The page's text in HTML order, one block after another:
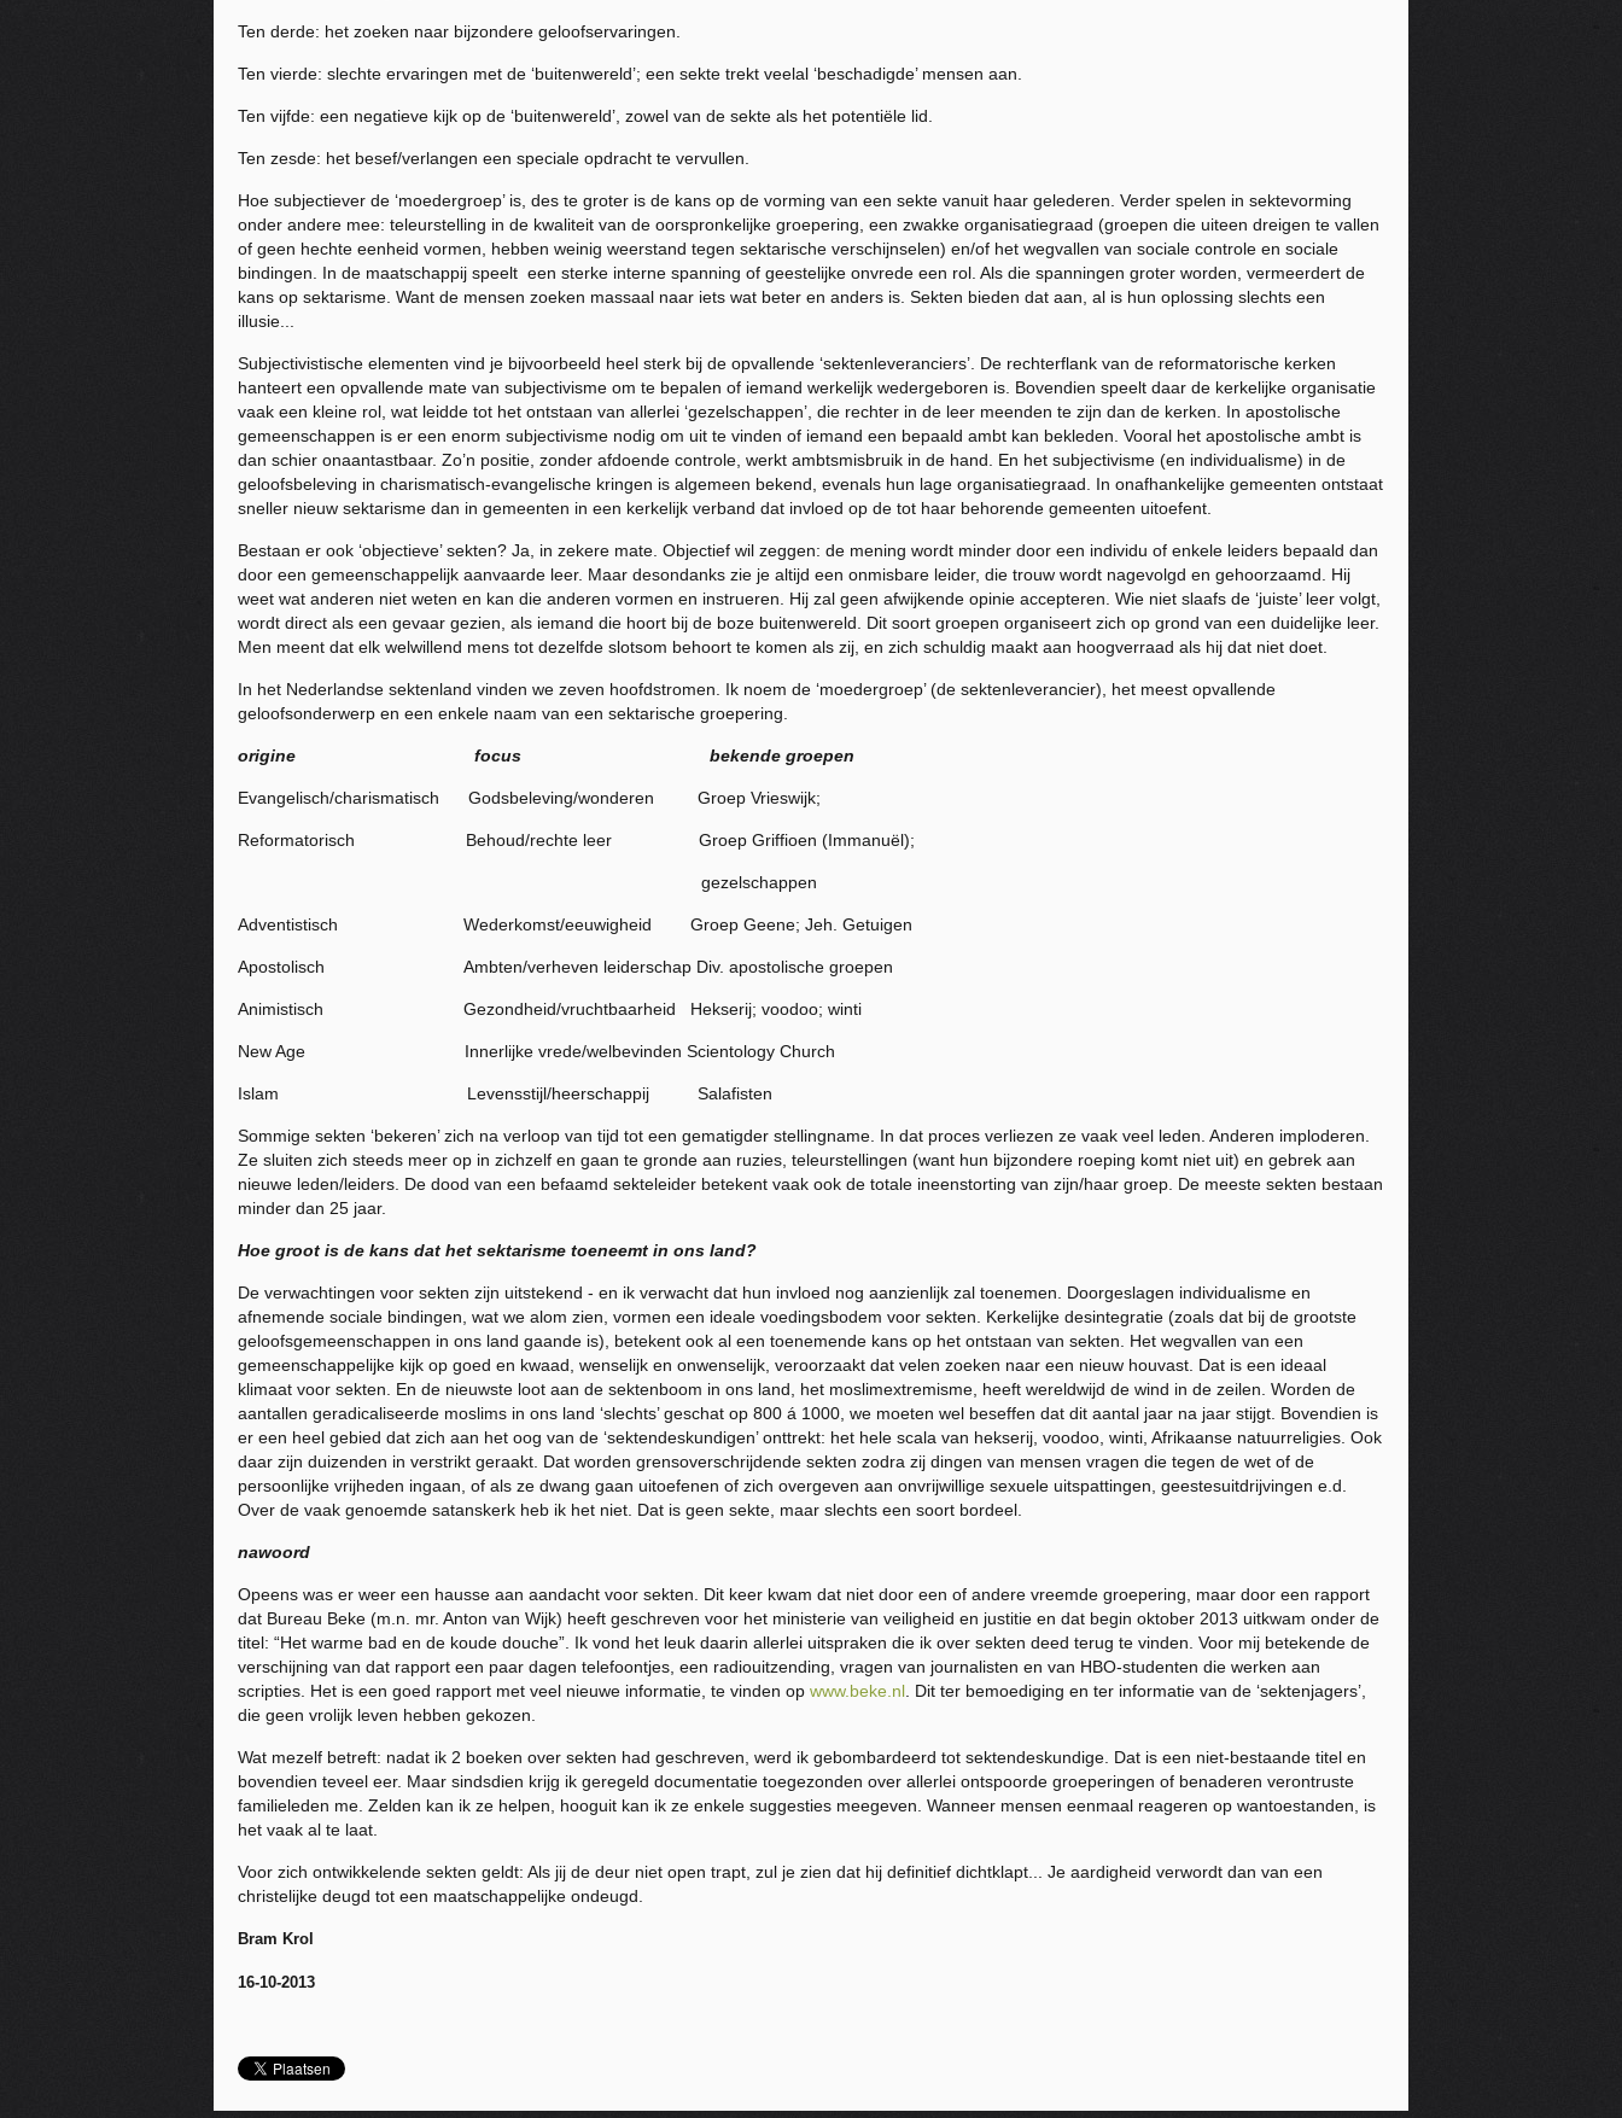
Ten derde: het zoeken naar bijzondere geloofservaringen.
Ten vierde: slechte ervaringen met de ‘buitenwereld’; een sekte trekt veelal ‘beschadigde’ mensen aan.
Ten vijfde: een negatieve kijk op de ‘buitenwereld’, zowel van de sekte als het potentiële lid.
Ten zesde: het besef/verlangen een speciale opdracht te vervullen.
Hoe subjectiever de ‘moedergroep’ is, des te groter is de kans op de vorming van een sekte vanuit haar gelederen. Verder spelen in sektevorming
onder andere mee: teleurstelling in de kwaliteit van de oorspronkelijke groepering, een zwakke organisatiegraad (groepen die uiteen dreigen te vallen
of geen hechte eenheid vormen, hebben weinig weerstand tegen sektarische verschijnselen) en/of het wegvallen van sociale controle en sociale
bindingen. In de maatschappij speelt een sterke interne spanning of geestelijke onvrede een rol. Als die spanningen groter worden, vermeerdert de
kans op sektarisme. Want de mensen zoeken massaal naar iets wat beter en anders is. Sekten bieden dat aan, al is hun oplossing slechts een
illusie...
Subjectivistische elementen vind je bijvoorbeeld heel sterk bij de opvallende ‘sektenleveranciers’. De rechterflank van de reformatorische kerken
hanteert een opvallende mate van subjectivisme om te bepalen of iemand werkelijk wedergeboren is. Bovendien speelt daar de kerkelijke organisatie
vaak een kleine rol, wat leidde tot het ontstaan van allerlei ‘gezelschappen’, die rechter in de leer meenden te zijn dan de kerken. In apostolische
gemeenschappen is er een enorm subjectivisme nodig om uit te vinden of iemand een bepaald ambt kan bekleden. Vooral het apostolische ambt is
dan schier onaantastbaar. Zo’n positie, zonder afdoende controle, werkt ambtsmisbruik in de hand. En het subjectivisme (en individualisme) in de
geloofsbeleving in charismatisch-evangelische kringen is algemeen bekend, evenals hun lage organisatiegraad. In onafhankelijke gemeenten ontstaat
sneller nieuw sektarisme dan in gemeenten in een kerkelijk verband dat invloed op de tot haar behorende gemeenten uitoefent.
Bestaan er ook ‘objectieve’ sekten? Ja, in zekere mate. Objectief wil zeggen: de mening wordt minder door een individu of enkele leiders bepaald dan
door een gemeenschappelijk aanvaarde leer. Maar desondanks zie je altijd een onmisbare leider, die trouw wordt nagevolgd en gehoorzaamd. Hij
weet wat anderen niet weten en kan die anderen vormen en instrueren. Hij zal geen afwijkende opinie accepteren. Wie niet slaafs de ‘juiste’ leer volgt,
wordt direct als een gevaar gezien, als iemand die hoort bij de boze buitenwereld. Dit soort groepen organiseert zich op grond van een duidelijke leer.
Men meent dat elk welwillend mens tot dezelfde slotsom behoort te komen als zij, en zich schuldig maakt aan hoogverraad als hij dat niet doet.
In het Nederlandse sektenland vinden we zeven hoofdstromen. Ik noem de ‘moedergroep’ (de sektenleverancier), het meest opvallende
geloofsonderwerp en een enkele naam van een sektarische groepering.
origine focus bekende groepen
Evangelisch/charismatisch Godsbeleving/wonderen Groep Vrieswijk;
Reformatorisch Behoud/rechte leer Groep Griffioen (Immanuël);
gezelschappen
Adventistisch Wederkomst/eeuwigheid Groep Geene; Jeh. Getuigen
Apostolisch Ambten/verheven leiderschap Div. apostolische groepen
Animistisch Gezondheid/vruchtbaarheid Hekserij; voodoo; winti
New Age Innerlijke vrede/welbevinden Scientology Church
Islam Levensstijl/heerschappij Salafisten
Sommige sekten ‘bekeren’ zich na verloop van tijd tot een gematigder stellingname. In dat proces verliezen ze vaak veel leden. Anderen imploderen.
Ze sluiten zich steeds meer op in zichzelf en gaan te gronde aan ruzies, teleurstellingen (want hun bijzondere roeping komt niet uit) en gebrek aan
nieuwe leden/leiders. De dood van een befaamd sekteleider betekent vaak ook de totale ineenstorting van zijn/haar groep. De meeste sekten bestaan
minder dan 25 jaar.
Hoe groot is de kans dat het sektarisme toeneemt in ons land?
De verwachtingen voor sekten zijn uitstekend - en ik verwacht dat hun invloed nog aanzienlijk zal toenemen. Doorgeslagen individualisme en
afnemende sociale bindingen, wat we alom zien, vormen een ideale voedingsbodem voor sekten. Kerkelijke desintegratie (zoals dat bij de grootste
geloofsgemeenschappen in ons land gaande is), betekent ook al een toenemende kans op het ontstaan van sekten. Het wegvallen van een
gemeenschappelijke kijk op goed en kwaad, wenselijk en onwenselijk, veroorzaakt dat velen zoeken naar een nieuw houvast. Dat is een ideaal
klimaat voor sekten. En de nieuwste loot aan de sektenboom in ons land, het moslimextremisme, heeft wereldwijd de wind in de zeilen. Worden de
aantallen geradicaliseerde moslims in ons land ‘slechts’ geschat op 800 á 1000, we moeten wel beseffen dat dit aantal jaar na jaar stijgt. Bovendien is
er een heel gebied dat zich aan het oog van de ‘sektendeskundigen’ onttrekt: het hele scala van hekserij, voodoo, winti, Afrikaanse natuurreligies. Ook
daar zijn duizenden in verstrikt geraakt. Dat worden grensoverschrijdende sekten zodra zij dingen van mensen vragen die tegen de wet of de
persoonlijke vrijheden ingaan, of als ze dwang gaan uitoefenen of zich overgeven aan onvrijwillige sexuele uitspattingen, geestesuitdrijvingen e.d.
Over de vaak genoemde satanskerk heb ik het niet. Dat is geen sekte, maar slechts een soort bordeel.
nawoord
Opeens was er weer een hausse aan aandacht voor sekten. Dit keer kwam dat niet door een of andere vreemde groepering, maar door een rapport
dat Bureau Beke (m.n. mr. Anton van Wijk) heeft geschreven voor het ministerie van veiligheid en justitie en dat begin oktober 2013 uitkwam onder de
titel: “Het warme bad en de koude douche”. Ik vond het leuk daarin allerlei uitspraken die ik over sekten deed terug te vinden. Voor mij betekende de
verschijning van dat rapport een paar dagen telefoontjes, een radiouitzending, vragen van journalisten en van HBO-studenten die werken aan
scripties. Het is een goed rapport met veel nieuwe informatie, te vinden op www.beke.nl . Dit ter bemoediging en ter informatie van de ‘sektenjagers’,
die geen vrolijk leven hebben gekozen.
Wat mezelf betreft: nadat ik 2 boeken over sekten had geschreven, werd ik gebombardeerd tot sektendeskundige. Dat is een niet-bestaande titel en
bovendien teveel eer. Maar sindsdien krijg ik geregeld documentatie toegezonden over allerlei ontspoorde groeperingen of benaderen verontruste
familieleden me. Zelden kan ik ze helpen, hooguit kan ik ze enkele suggesties meegeven. Wanneer mensen eenmaal reageren op wantoestanden, is
het vaak al te laat.
Voor zich ontwikkelende sekten geldt: Als jij de deur niet open trapt, zul je zien dat hij definitief dichtklapt... Je aardigheid verwordt dan van een
christelijke deugd tot een maatschappelijke ondeugd.
Bram Krol
16-10-2013